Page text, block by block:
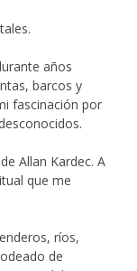
años
barcos y
fascinación por
Allan Kardec. A
que me
ríos,
de